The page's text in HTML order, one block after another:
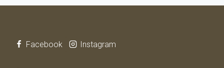
Facebook Instagram